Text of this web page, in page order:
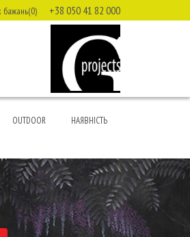
бажань(0) +38 050 41 82 000
OUTDOOR НАЯВНІСТЬ